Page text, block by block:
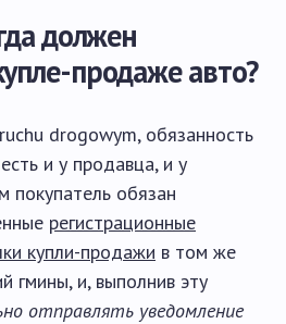
должен
продаже авто?
drogowym, обязанность
и у продавца, и у
покупатель обязан
регистрационные
купли-продажи в том же
гмины, и, выполнив эту
отправлять уведомление